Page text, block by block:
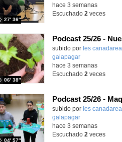
27′ 36″
hace 3 semanas
Escuchado 2 veces
subido por Ies canadareal
galapagar
06′ 38″
-
hace 3 semanas
Escuchado 2 veces
subido por Ies canadareal
galapagar
04′ 57″
-
hace 3 semanas
Escuchado 2 veces